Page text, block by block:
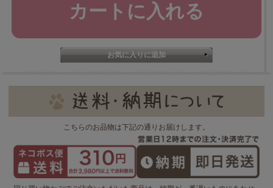
こちらのお品物は下記の通りお届けします。